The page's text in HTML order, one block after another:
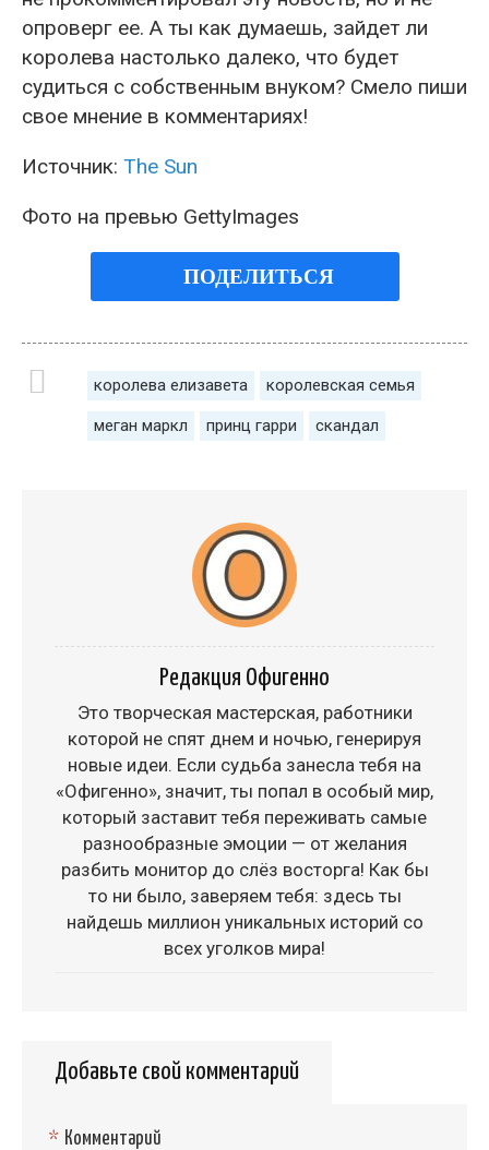
опроверг ее. А ты как думаешь, зайдет ли
королева настолько далеко, что будет
судиться с собственным внуком? Смело пиши
свое мнение в комментариях!
Источник: The Sun
Фото на превью GettyImages
ПОДЕЛИТЬСЯ
королева елизавета королевская семья
меган маркл принц гарри скандал
Редакция Офигенно
Это творческая мастерская, работники
которой не спят днем и ночью, генерируя
новые идеи. Если судьба занесла тебя на
«Офигенно», значит, ты попал в особый мир,
который заставит тебя переживать самые
разнообразные эмоции — от желания
разбить монитор до слёз восторга! Как бы
то ни было, заверяем тебя: здесь ты
найдешь миллион уникальных историй со
всех уголков мира!
Добавьте свой комментарий
Комментарий
*